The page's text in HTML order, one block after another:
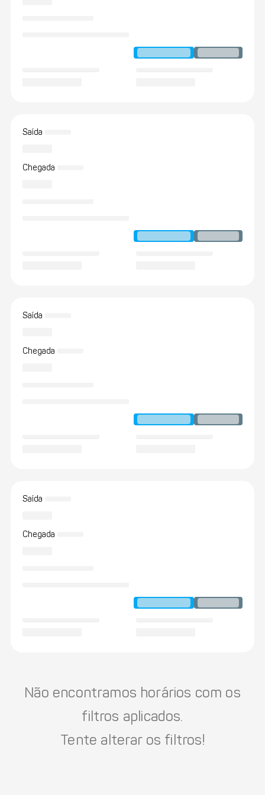
Saída
Chegada
Saída
Chegada
Saída
Chegada
Não encontramos horários com os
filtros aplicados.
Tente alterar os filtros!